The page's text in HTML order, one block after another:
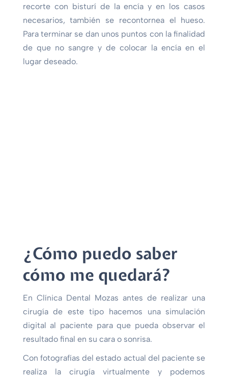
recorte con bisturí de la encía y en los casos
necesarios, también se recontornea el hueso.
Para terminar se dan unos puntos con la finalidad
de que no sangre y de colocar la encía en el
lugar deseado.
¿Cómo puedo saber
cómo me quedará?
En Clínica Dental Mozas antes de realizar una
cirugía de este tipo hacemos una simulación
digital al paciente para que pueda observar el
resultado final en su cara o sonrisa.
Con fotografías del estado actual del paciente se
realiza la cirugía virtualmente y podemos